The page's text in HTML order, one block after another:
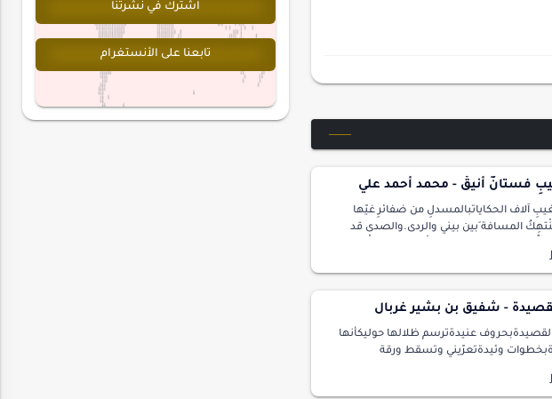
فستانٌ أنيقْ - محمد أحمد علي
آلاف الحكاياتبالمسدلِ من ضفائرِ غيّها
المسافة َبين بيني والردى.والصدى قد
أم…
- شفيق بن بشير غربال
القصيدةبحروف عنيدةترسم ظلالها حوليكأنها
وئيدةتعرّيني وتسقط ورقة
..أنا عبد القصيدةحروف عب…
اشترك في نشرتنا
تابعنا على الأنستغرام